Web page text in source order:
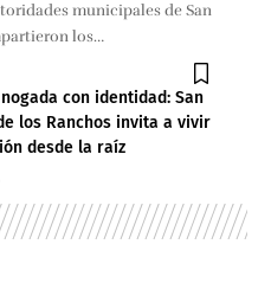
municipales de San
los…
con identidad: San
los Ranchos invita a vivir
desde la raíz